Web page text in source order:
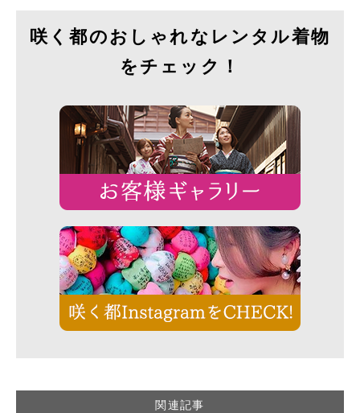
咲く都のおしゃれなレンタル着物
をチェック！
関連記事